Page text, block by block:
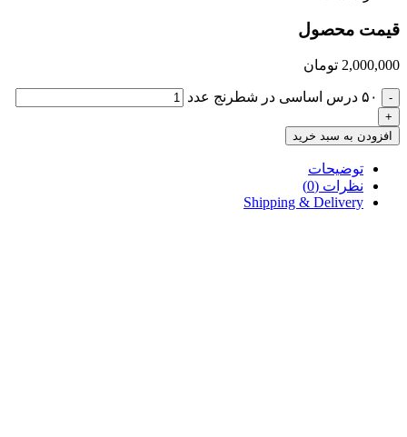
قیمت محصول
2,000,000 تومان
- ۵۰ درس اساسی در شطرنج عدد
+
افزودن به سبد خرید
توضیحات
نظرات (0)
Shipping & Delivery